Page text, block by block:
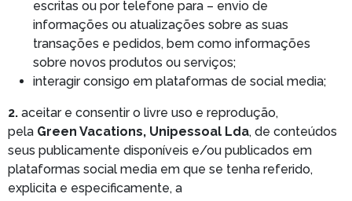
escritas ou por telefone para – envio de
informações ou atualizações sobre as suas
transações e pedidos, bem como informações
sobre novos produtos ou serviços;
interagir consigo em plataformas de social media;
2. aceitar e consentir o livre uso e reprodução,
pela Green Vacations, Unipessoal Lda, de conteúdos
seus publicamente disponíveis e/ou publicados em
plataformas social media em que se tenha referido,
explicita e especificamente, a